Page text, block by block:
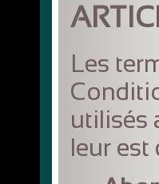
Les
utilisés
leur est